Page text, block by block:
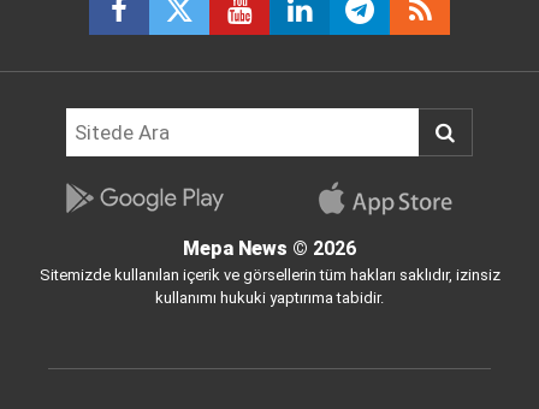
Mepa News © 2026
Sitemizde kullanılan içerik ve görsellerin tüm hakları saklıdır, izinsiz
kullanımı hukuki yaptırıma tabidir.